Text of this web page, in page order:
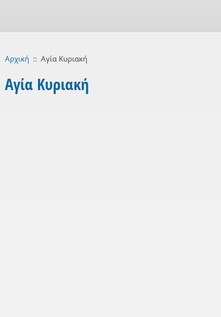
Αρχική :: Αγία Κυριακή
Αγία Κυριακή